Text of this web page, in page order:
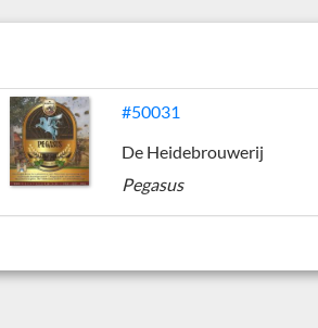
#50031
De Heidebrouwerij
Pegasus